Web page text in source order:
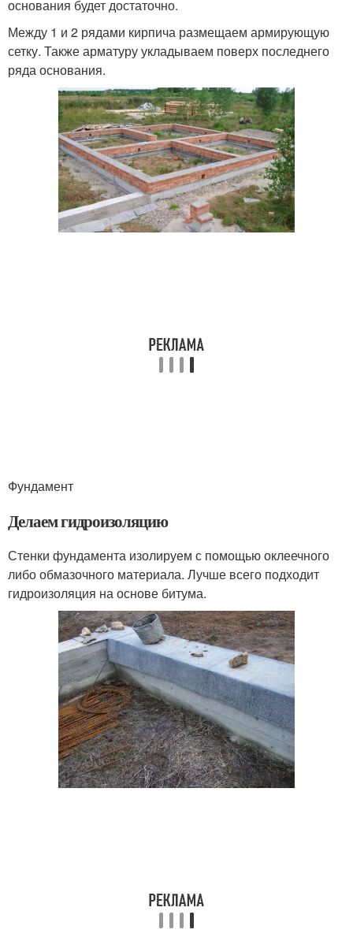
основания будет достаточно.
Между 1 и 2 рядами кирпича размещаем армирующую
сетку. Также арматуру укладываем поверх последнего
ряда основания.
Фундамент
Делаем гидроизоляцию
Стенки фундамента изолируем с помощью оклеечного
либо обмазочного материала. Лучше всего подходит
гидроизоляция на основе битума.